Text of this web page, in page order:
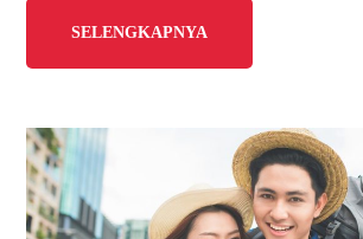
SELENGKAPNYA